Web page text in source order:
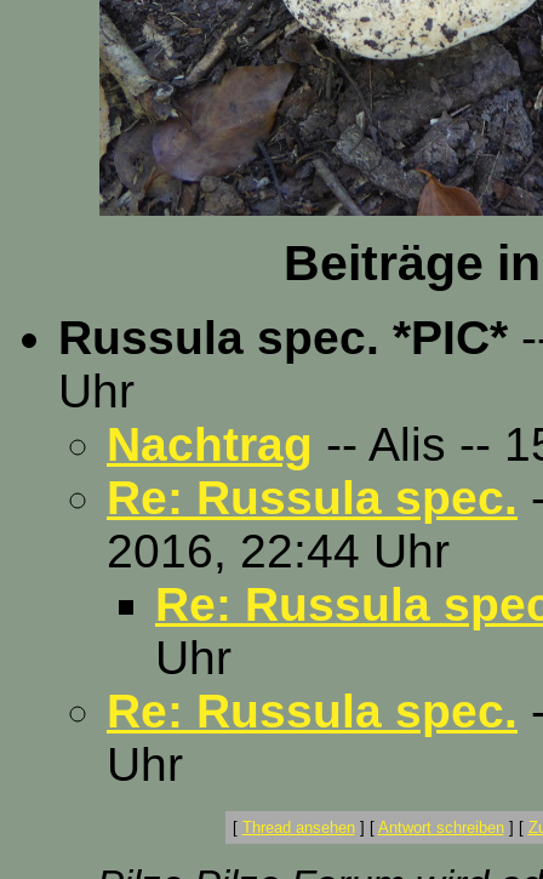
Beiträge
Russula spec. *PIC*
Uhr
Nachtrag -- Alis --
Re: Russula spec.
2016, 22:44 Uhr
Re: Russula
Uhr
Re: Russula spec.
Uhr
[ Thread ansehen] [ Antwort schreiben] [